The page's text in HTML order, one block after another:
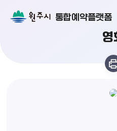
통합예약플랫폼
영